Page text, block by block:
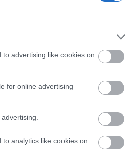
advertising like cookies on
for online advertising
analytics like cookies on